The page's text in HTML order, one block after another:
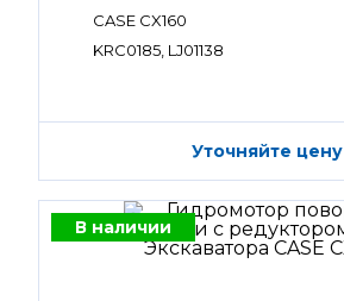
CASE CX160
KRC0185, LJ01138
Уточняйте цену
В наличии